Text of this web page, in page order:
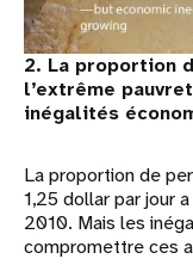
2. La proportion
l’extrême
inégalités
La proportion de
1,25 dollar par jour
2010. Mais les
compromettre ces